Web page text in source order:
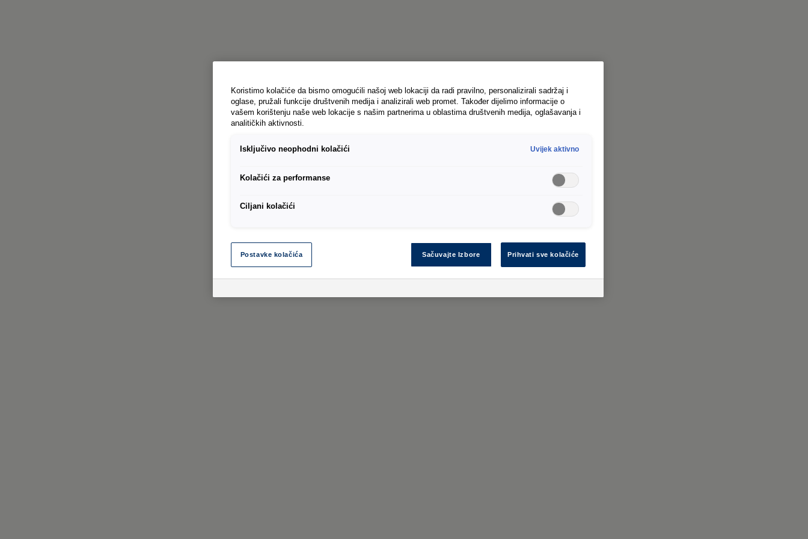
Koristimo kolačiće da bismo omogućili našoj web lokaciji da radi pravilno, personalizirali sadržaj i
oglase, pružali funkcije društvenih medija i analizirali web promet. Također dijelimo informacije o
vašem korištenju naše web lokacije s našim partnerima u oblastima društvenih medija, oglašavanja i
analitičkih aktivnosti.
Isključivo neophodni kolačići Uvijek aktivno
Kolačići za performanse
Ciljani kolačići
Postavke kolačića Sačuvajte Izbore Prihvati sve kolačiće